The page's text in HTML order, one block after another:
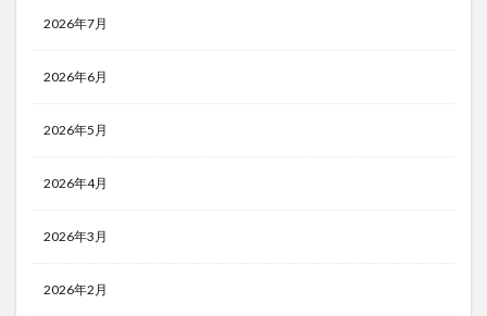
2026年7月
2026年6月
2026年5月
2026年4月
2026年3月
2026年2月